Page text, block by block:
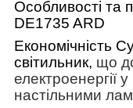
Особливості та
DE1735 ARD
Економічність
світильник, що
електроенергії
настільними